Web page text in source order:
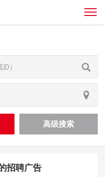
高级搜索
招聘广告